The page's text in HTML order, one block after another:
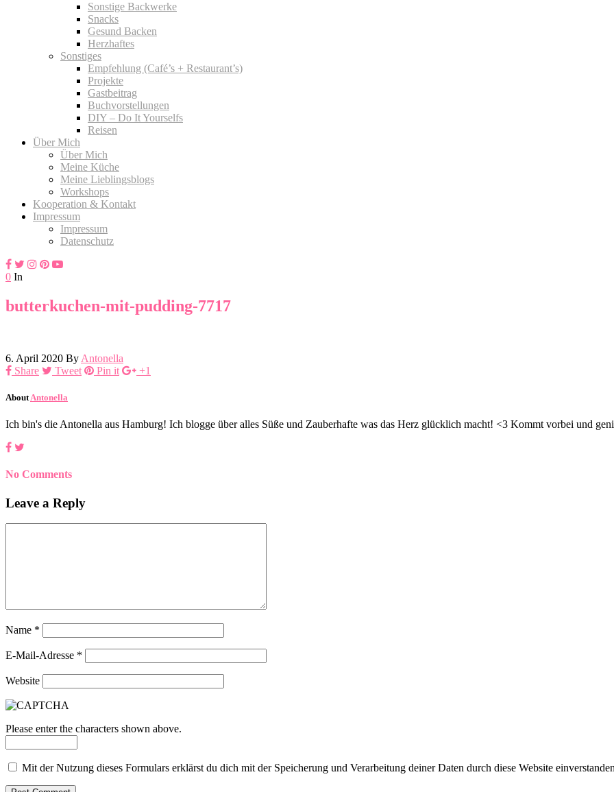
Sonstige Backwerke
Snacks
Gesund Backen
Herzhaftes
Sonstiges
Empfehlung (Café’s + Restaurant’s)
Projekte
Gastbeitrag
Buchvorstellungen
DIY – Do It Yourselfs
Reisen
Über Mich
Über Mich
Meine Küche
Meine Lieblingsblogs
Workshops
Kooperation & Kontakt
Impressum
Impressum
Datenschutz
0 In
butterkuchen-mit-pudding-7717
6. April 2020 By Antonella
Share
Tweet Pin it +1
About Antonella
Ich bin's die Antonella aus Hamburg! Ich blogge über alles Süße und Zauberhafte was das Herz glücklich macht! <3 Kommt vorbei und
No Comments
Leave a Reply
Name *
E-Mail-Adresse *
Website
Please enter the characters shown above.
Mit der Nutzung dieses Formulars erklärst du dich mit der Speicherung und Verarbeitung deiner Daten durch diese Website